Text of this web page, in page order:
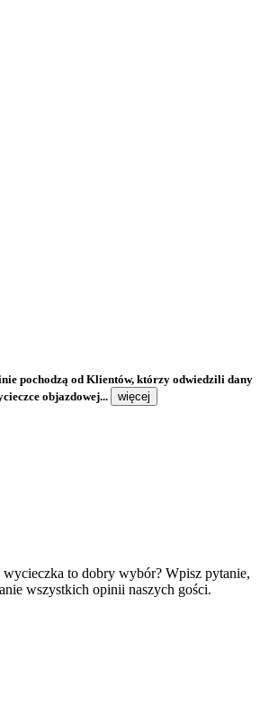
pochodzą od Klientów, którzy odwiedzili dany
objazdowej...
więcej
wycieczka to dobry wybór? Wpisz pytanie,
wszystkich opinii naszych gości.